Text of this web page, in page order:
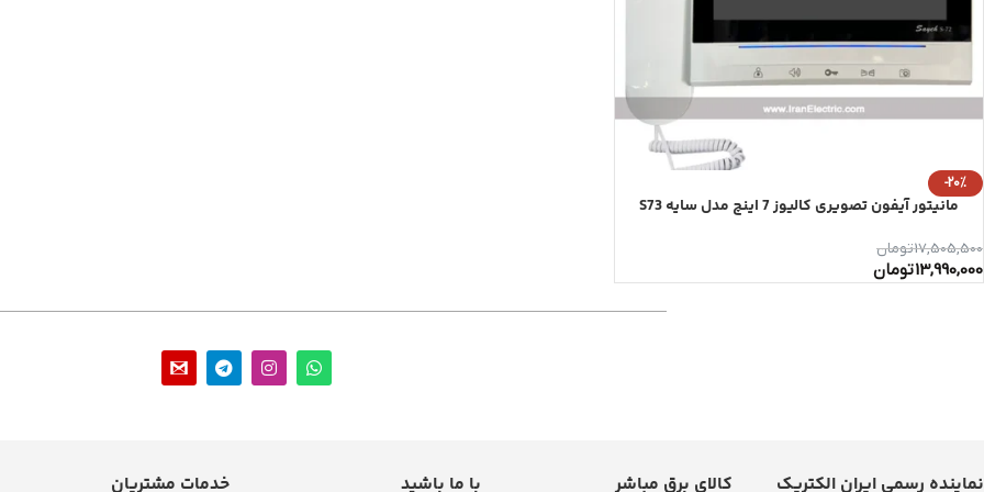
-20%
مانیتور آیفون تصویری کالیوز 7 اینچ مدل سایه S73
17,505,500تومان
13,990,000تومان
نماینده رسمی ایران الکتریک کالای برق مباشر با ما باشید خدمات مشتریان